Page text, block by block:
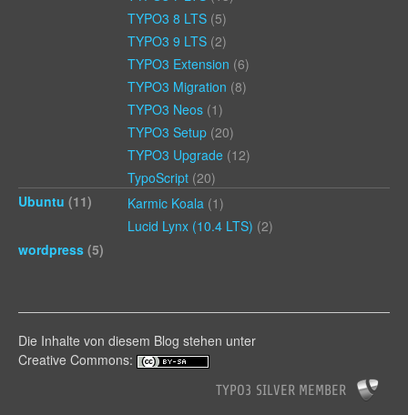
TYPO3 8 LTS (5)
TYPO3 9 LTS (2)
TYPO3 Extension (6)
TYPO3 Migration (8)
TYPO3 Neos (1)
TYPO3 Setup (20)
TYPO3 Upgrade (12)
TypoScript (20)
Ubuntu (11) Karmic Koala (1)
Lucid Lynx (10.4 LTS) (2)
wordpress (5)
Die Inhalte von diesem Blog stehen unter
Creative Commons: